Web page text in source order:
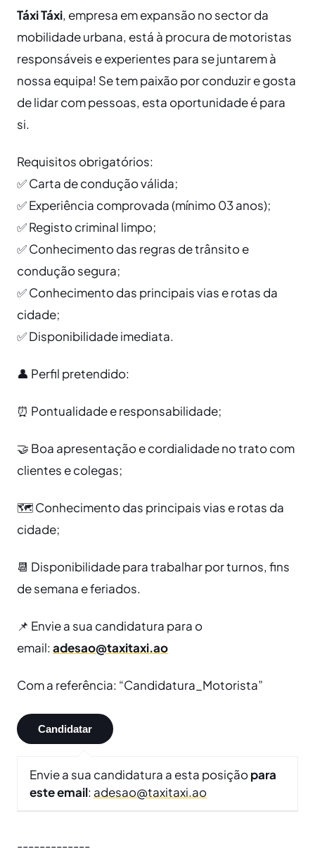
Táxi Táxi, empresa em expansão no sector da
mobilidade urbana, está à procura de motoristas
responsáveis e experientes para se juntarem à
nossa equipa! Se tem paixão por conduzir e gosta
de lidar com pessoas, esta oportunidade é para
si.
Requisitos obrigatórios:
✅ Carta de condução válida;
✅ Experiência comprovada (mínimo 03 anos);
✅ Registo criminal limpo;
✅ Conhecimento das regras de trânsito e
condução segura;
✅ Conhecimento das principais vias e rotas da
cidade;
✅ Disponibilidade imediata.
👤 Perfil pretendido:
⏰ Pontualidade e responsabilidade;
🤝 Boa apresentação e cordialidade no trato com
clientes e colegas;
🗺️ Conhecimento das principais vias e rotas da
cidade;
📆 Disponibilidade para trabalhar por turnos, fins
de semana e feriados.
📌 Envie a sua candidatura para o
email:adesao@taxitaxi.ao
Com a referência: “Candidatura_Motorista”
Envie a sua candidatura a esta posiçãopara
este email: adesao@taxitaxi.ao
-------------